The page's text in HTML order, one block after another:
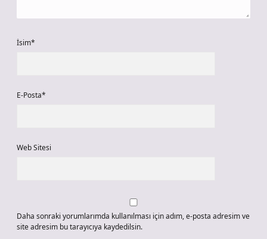
İsim*
E-Posta*
Web Sitesi
Daha sonraki yorumlarımda kullanılması için adım, e-posta adresim ve
site adresim bu tarayıcıya kaydedilsin.